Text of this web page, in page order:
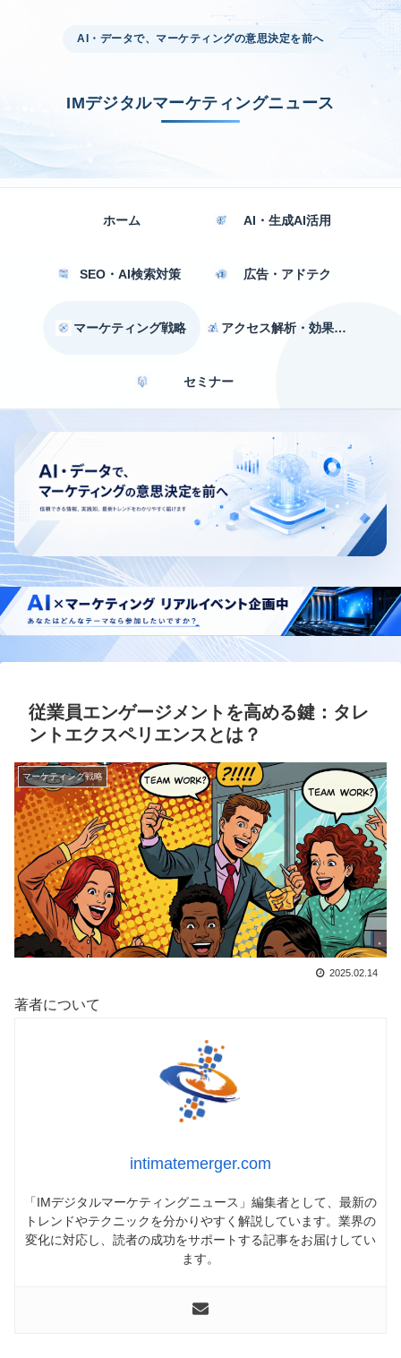
AI・データで、マーケティングの意思決定を前へ
IMデジタルマーケティングニュース
ホーム AI・生成AI活用
SEO・AI検索対策 広告・アドテク
マーケティング戦略 アクセス解析・効果測定
セミナー
従業員エンゲージメントを高める鍵：タレ
ントエクスペリエンスとは？
マーケティング戦略
2025.02.14
著者について
intimatemerger.com
「IMデジタルマーケティングニュース」編集者として、最新の
トレンドやテクニックを分かりやすく解説しています。業界の
変化に対応し、読者の成功をサポートする記事をお届けしてい
ます。